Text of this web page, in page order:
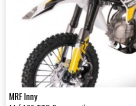
MRF Inny